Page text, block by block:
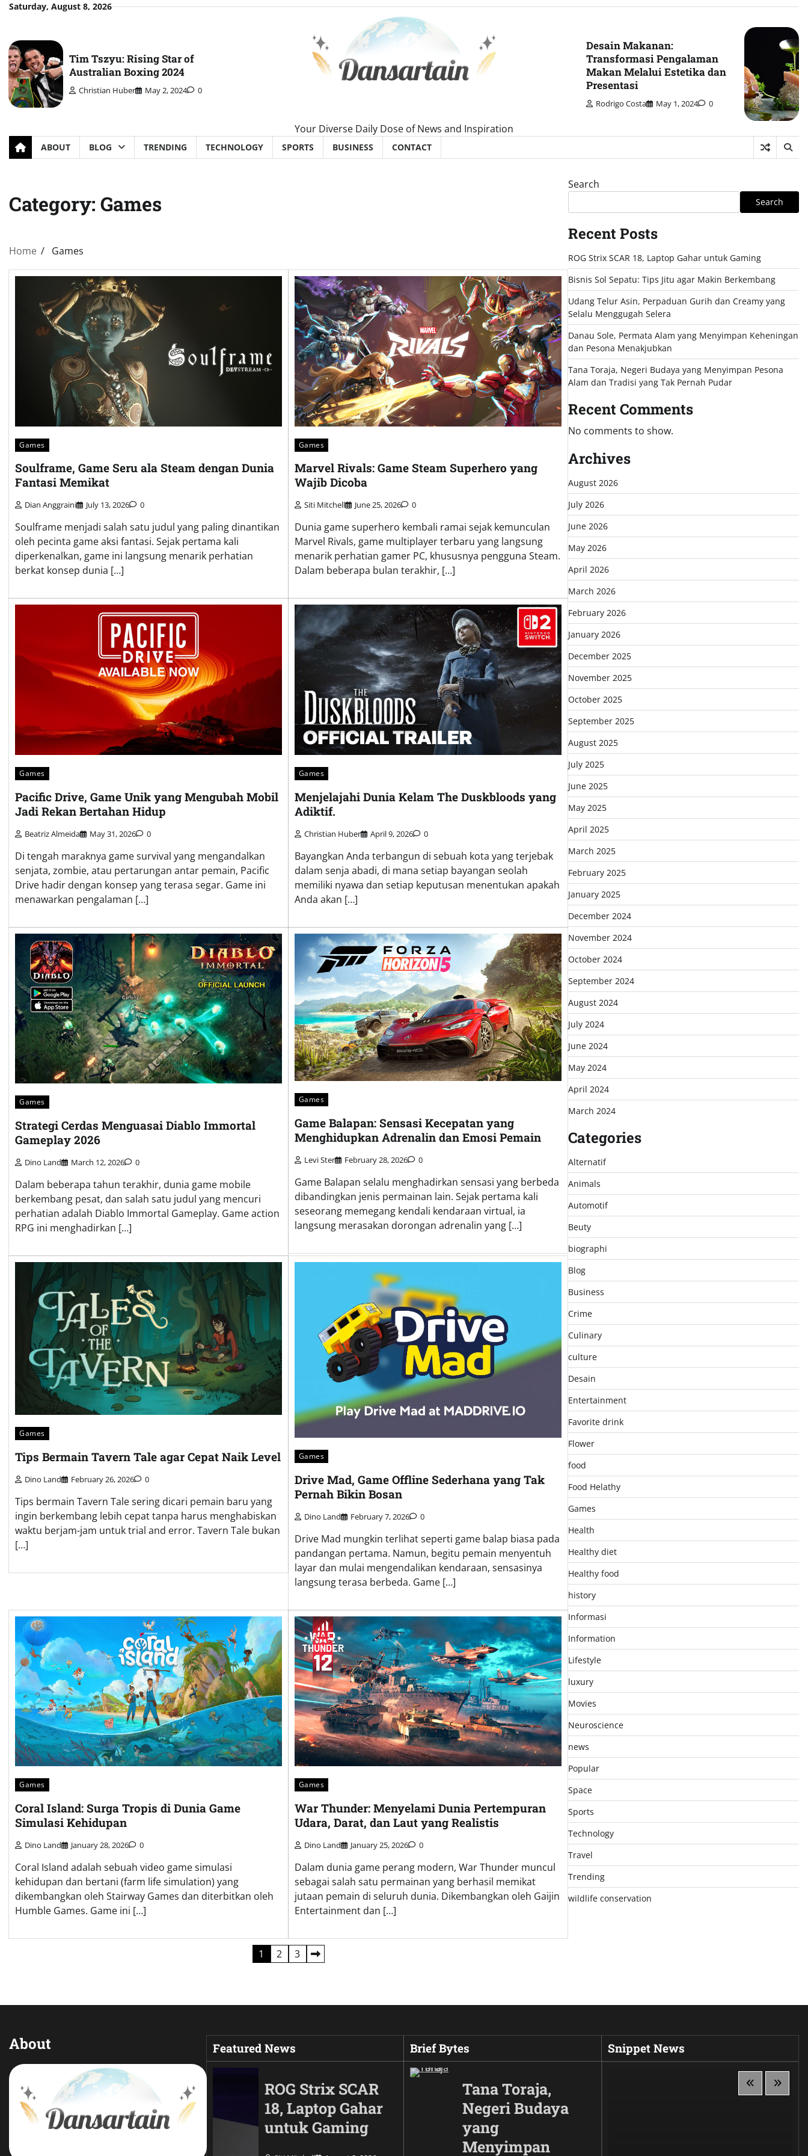
SkipSaturday, August 8, 2026
Tim Tszyu: Rising Star of
Australian Boxing 2024
Christian Huber May 2, 2024 0
Your Diverse Daily Dose of News and Inspiration
Desain Makanan:
Transformasi Pengalaman
Makan Melalui Estetika dan
Presentasi
Rodrigo Costa May 1, 2024 0
ABOUT BLOG TRENDING TECHNOLOGY SPORTS BUSINESS CONTACT
Category: Games
Home Games
Games
Soulframe, Game Seru ala Steam dengan Dunia
Fantasi Memikat
Dian Anggraini July 13, 2026 0
Soulframe menjadi salah satu judul yang paling dinantikan
oleh pecinta game aksi fantasi. Sejak pertama kali
diperkenalkan, game ini langsung menarik perhatian
berkat konsep dunia […]
Games
Marvel Rivals: Game Steam Superhero yang
Wajib Dicoba
Siti Mitchell June 25, 2026 0
Dunia game superhero kembali ramai sejak kemunculan
Marvel Rivals, game multiplayer terbaru yang langsung
menarik perhatian gamer PC, khususnya pengguna Steam.
Dalam beberapa bulan terakhir, […]
Games
Pacific Drive, Game Unik yang Mengubah Mobil
Jadi Rekan Bertahan Hidup
Beatriz Almeida May 31, 2026 0
Di tengah maraknya game survival yang mengandalkan
senjata, zombie, atau pertarungan antar pemain, Pacific
Drive hadir dengan konsep yang terasa segar. Game ini
menawarkan pengalaman […]
Games
Menjelajahi Dunia Kelam The Duskbloods yang
Adiktif.
Christian Huber April 9, 2026 0
Bayangkan Anda terbangun di sebuah kota yang terjebak
dalam senja abadi, di mana setiap bayangan seolah
memiliki nyawa dan setiap keputusan menentukan apakah
Anda akan […]
Games
Strategi Cerdas Menguasai Diablo Immortal
Gameplay 2026
Dino Land March 12, 2026 0
Dalam beberapa tahun terakhir, dunia game mobile
berkembang pesat, dan salah satu judul yang mencuri
perhatian adalah Diablo Immortal Gameplay. Game action
RPG ini menghadirkan […]
Games
Game Balapan: Sensasi Kecepatan yang
Menghidupkan Adrenalin dan Emosi Pemain
Levi Ster February 28, 2026 0
Game Balapan selalu menghadirkan sensasi yang berbeda
dibandingkan jenis permainan lain. Sejak pertama kali
seseorang memegang kendali kendaraan virtual, ia
langsung merasakan dorongan adrenalin yang […]
Games
Tips Bermain Tavern Tale agar Cepat Naik Level
Dino Land February 26, 2026 0
Tips bermain Tavern Tale sering dicari pemain baru yang
ingin berkembang lebih cepat tanpa harus menghabiskan
waktu berjam-jam untuk trial and error. Tavern Tale bukan
[…]
Games
Drive Mad, Game Offline Sederhana yang Tak
Pernah Bikin Bosan
Dino Land February 7, 2026 0
Drive Mad mungkin terlihat seperti game balap biasa pada
pandangan pertama. Namun, begitu pemain menyentuh
layar dan mulai mengendalikan kendaraan, sensasinya
langsung terasa berbeda. Game […]
Games
Coral Island: Surga Tropis di Dunia Game
Simulasi Kehidupan
Dino Land January 28, 2026 0
Coral Island adalah sebuah video game simulasi
kehidupan dan bertani (farm life simulation) yang
dikembangkan oleh Stairway Games dan diterbitkan oleh
Humble Games. Game ini […]
Games
War Thunder: Menyelami Dunia Pertempuran
Udara, Darat, dan Laut yang Realistis
Dino Land January 25, 2026 0
Dalam dunia game perang modern, War Thunder muncul
sebagai salah satu permainan yang berhasil memikat
jutaan pemain di seluruh dunia. Dikembangkan oleh Gaijin
Entertainment dan […]
1 2 3
Search
Search
Recent Posts
ROG Strix SCAR 18, Laptop Gahar untuk Gaming
Bisnis Sol Sepatu: Tips Jitu agar Makin Berkembang
Udang Telur Asin, Perpaduan Gurih dan Creamy yang
Selalu Menggugah Selera
Danau Sole, Permata Alam yang Menyimpan Keheningan
dan Pesona Menakjubkan
Tana Toraja, Negeri Budaya yang Menyimpan Pesona
Alam dan Tradisi yang Tak Pernah Pudar
Recent Comments
No comments to show.
Archives
August 2026
July 2026
June 2026
May 2026
April 2026
March 2026
February 2026
January 2026
December 2025
November 2025
October 2025
September 2025
August 2025
July 2025
June 2025
May 2025
April 2025
March 2025
February 2025
January 2025
December 2024
November 2024
October 2024
September 2024
August 2024
July 2024
June 2024
May 2024
April 2024
March 2024
Categories
Alternatif
Animals
Automotif
Beuty
biographi
Blog
Business
Crime
Culinary
culture
Desain
Entertainment
Favorite drink
Flower
food
Food Helathy
Games
Health
Healthy diet
Healthy food
history
Informasi
Information
Lifestyle
luxury
Movies
Neuroscience
news
Popular
Space
Sports
Technology
Travel
Trending
wildlife conservation
About Featured News
ROG Strix SCAR
18, Laptop Gahar
untuk Gaming
Brief Bytes
Tana Toraja,
Negeri Budaya
yang
Menyimpan
Snippet News